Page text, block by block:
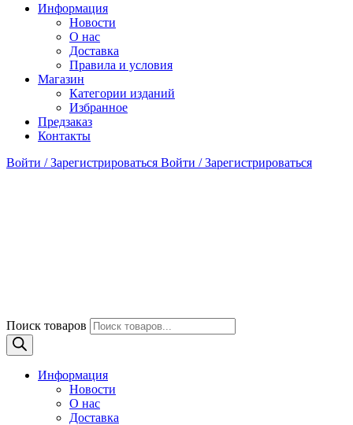
Информация
Новости
О нас
Доставка
Правила и условия
Магазин
Категории изданий
Избранное
Предзаказ
Контакты
Войти / Зарегистрироваться Войти / Зарегистрироваться
Поиск товаров
Информация
Новости
О нас
Доставка